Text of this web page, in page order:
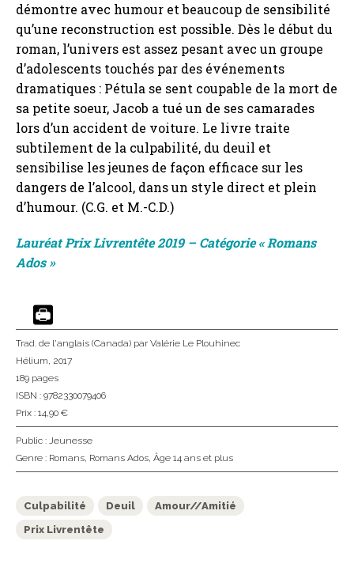
démontre avec humour et beaucoup de sensibilité
qu’une reconstruction est possible. Dès le début du
roman, l’univers est assez pesant avec un groupe
d’adolescents touchés par des événements
dramatiques : Pétula se sent coupable de la mort de
sa petite soeur, Jacob a tué un de ses camarades
lors d’un accident de voiture. Le livre traite
subtilement de la culpabilité, du deuil et
sensibilise les jeunes de façon efficace sur les
dangers de l’alcool, dans un style direct et plein
d’humour. (C.G. et M.-C.D.)
Lauréat Prix Livrentête 2019 – Catégorie « Romans
Ados »
Trad. de l'anglais (Canada) par Valérie Le Plouhinec
Hélium, 2017
189 pages
ISBN : 9782330079406
Prix : 14,90 €
Public : Jeunesse
Genre : Romans, Romans Ados, Âge 14 ans et plus
Culpabilité Deuil
Amour//Amitié
Prix Livrentête